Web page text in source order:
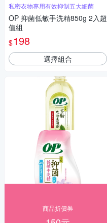
私密衣物專用有效抑制五大細菌
OP 抑菌低敏手洗精850g 2入超
值組
$198
選擇組合
商品折價券